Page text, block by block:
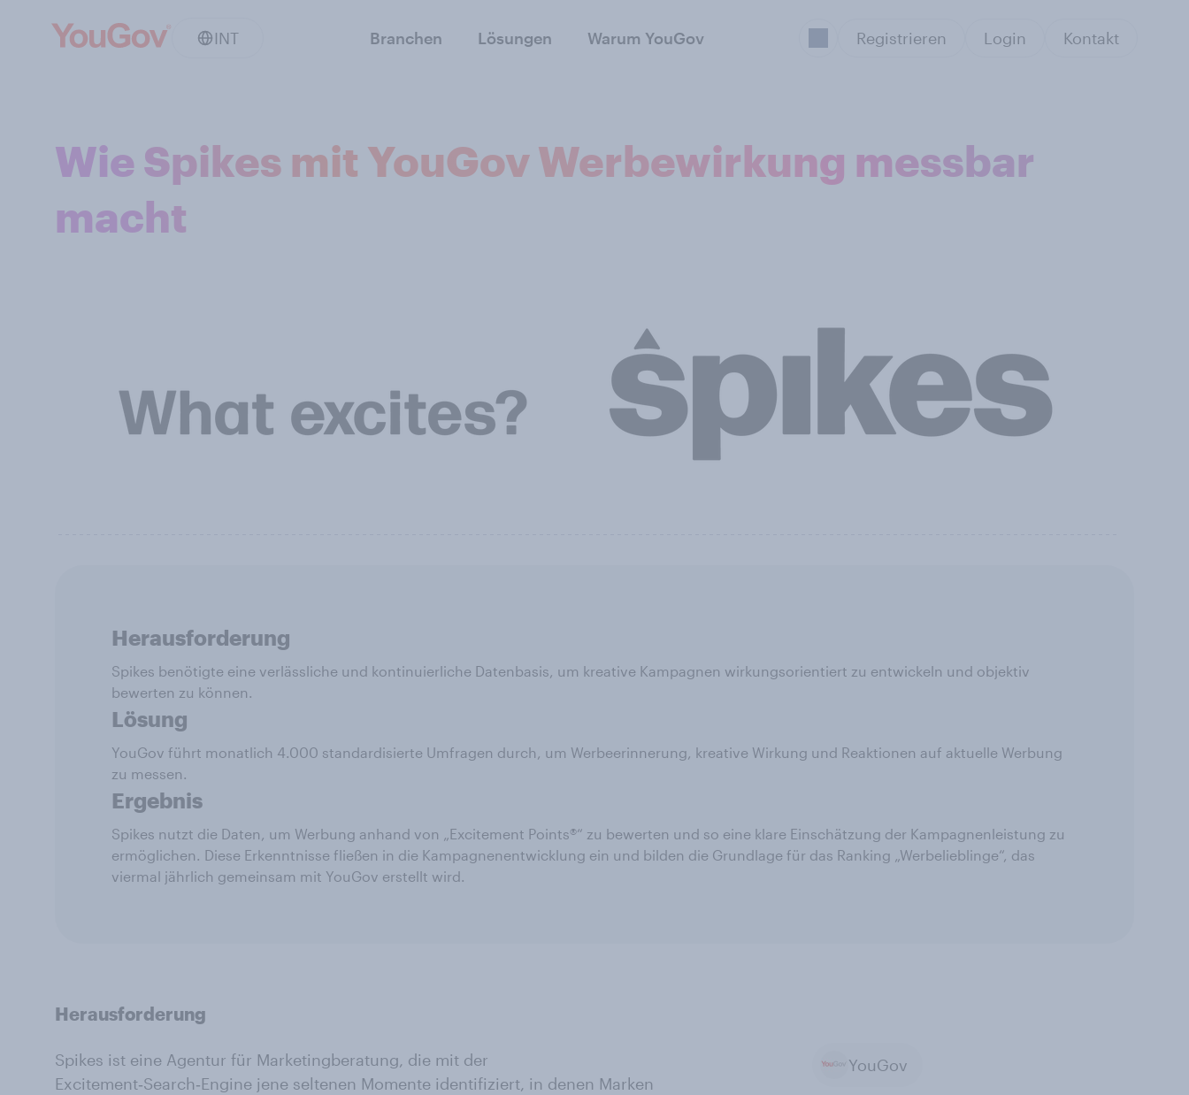
INT Branchen Lösungen Warum YouGov Registrieren Login Kontakt
Wie Spikes mit YouGov Werbewirkung messbar
macht
Herausforderung
Spikes benötigte eine verlässliche und kontinuierliche Datenbasis, um kreative Kampagnen wirkungsorientiert zu entwickeln und objektiv
bewerten zu können.
Lösung
YouGov führt monatlich 4.000 standardisierte Umfragen durch, um Werbeerinnerung, kreative Wirkung und Reaktionen auf aktuelle Werbung
zu messen.
Ergebnis
Spikes nutzt die Daten, um Werbung anhand von „Excitement Points®“ zu bewerten und so eine klare Einschätzung der Kampagnenleistung zu
ermöglichen. Diese Erkenntnisse fließen in die Kampagnenentwicklung ein und bilden die Grundlage für das Ranking „Werbelieblinge“, das
viermal jährlich gemeinsam mit YouGov erstellt wird.
Herausforderung
Spikes ist eine Agentur für Marketingberatung, die mit der
Excitement‑Search‑Engine jene seltenen Momente identifiziert, in denen Marken
YouGov